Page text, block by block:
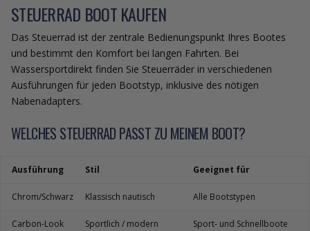
STEUERRAD BOOT KAUFEN
Das Steuerrad ist der zentrale Bedienungspunkt Ihres Bootes
und bestimmt den Komfort bei langen Fahrten. Bei
Wassersportdirekt finden Sie Steuerräder in verschiedenen
Ausführungen für jeden Bootstyp, inklusive des nötigen
Nabenadapters.
WELCHES STEUERRAD PASST ZU MEINEM BOOT?
Ausführung Stil Geeignet für
Chrom/Schwarz Klassisch nautisch Alle Bootstypen
Carbon-Look Sportlich / modern Sport- und Schnellboote